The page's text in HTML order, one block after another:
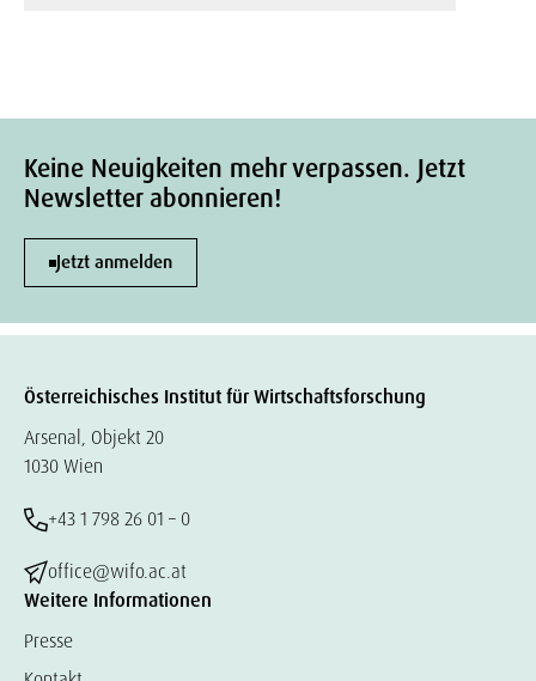
Keine Neuigkeiten mehr verpassen. Jetzt
Newsletter abonnieren!
Jetzt anmelden
Österreichisches Institut für Wirtschaftsforschung
Arsenal, Objekt 20
1030 Wien
+43 1 798 26 01 – 0
office@wifo.ac.at
Weitere Informationen
Presse